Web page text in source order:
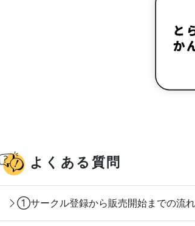
よくある質問
①サークル登録から販売開始までの流